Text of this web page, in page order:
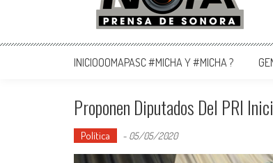
La Nota Prensa De
Noticias del día
INICIOOOMAPASC #MICHA Y #MICHA ?
Proponen Diputados Del PRI
Política - 05/05/2020